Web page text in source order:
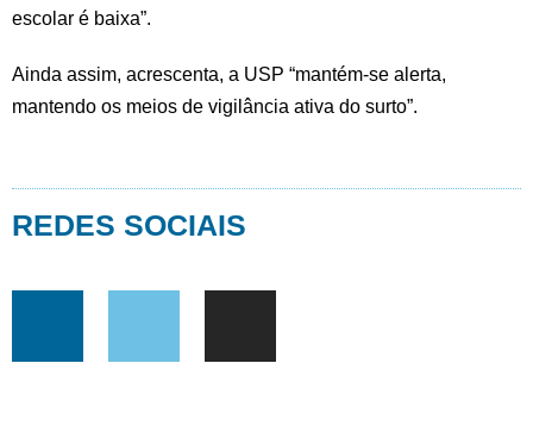
escolar é baixa”.
Ainda assim, acrescenta, a USP “mantém-se alerta,
mantendo os meios de vigilância ativa do surto”.
REDES SOCIAIS